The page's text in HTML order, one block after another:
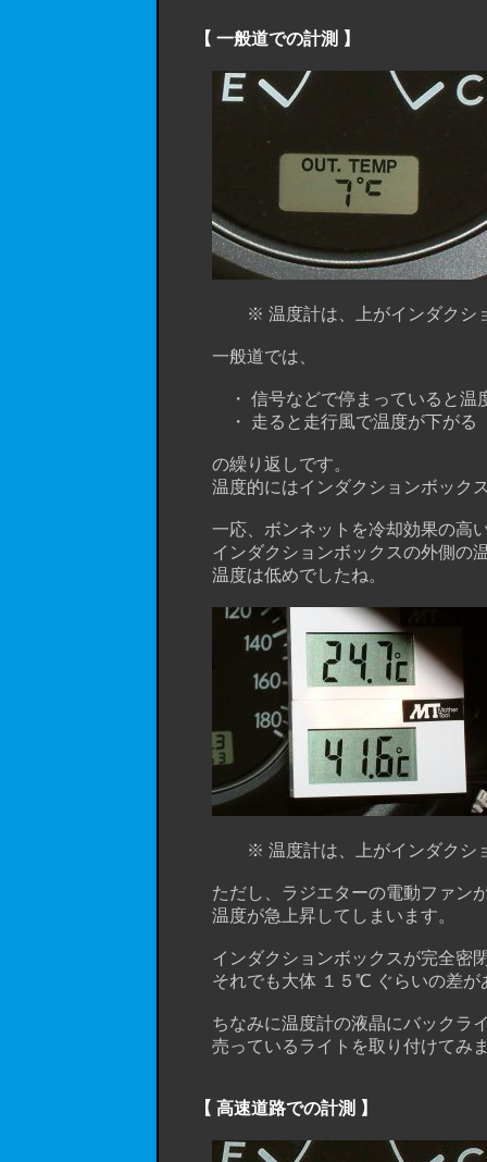
【 一般道での計測 】
※ 温度計は、上がインダクション
一般道では、
・ 信号などで停まっていると温度
・ 走ると走行風で温度が下がる
の繰り返しです。
温度的にはインダクションボックス
一応、ボンネットを冷却効果の高い
インダクションボックスの外側の温
温度は低めでしたね。
※ 温度計は、上がインダクション
ただし、ラジエターの電動ファンが
温度が急上昇してしまいます。
インダクションボックスが完全密閉
それでも大体 １５℃ ぐらいの差があ
ちなみに温度計の液晶にバックライ
売っているライトを取り付けてみま
【 高速道路での計測 】